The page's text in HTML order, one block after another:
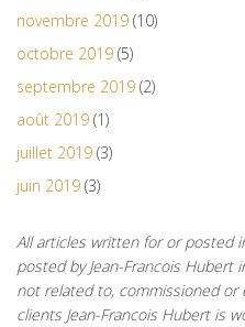
novembre 2019 (10)
octobre 2019 (5)
septembre 2019 (2)
août 2019 (1)
juillet 2019 (3)
juin 2019 (3)
All articles written for or posted
posted by Jean-Francois Hubert
not related to, commissioned or
clients Jean-Francois Hubert is